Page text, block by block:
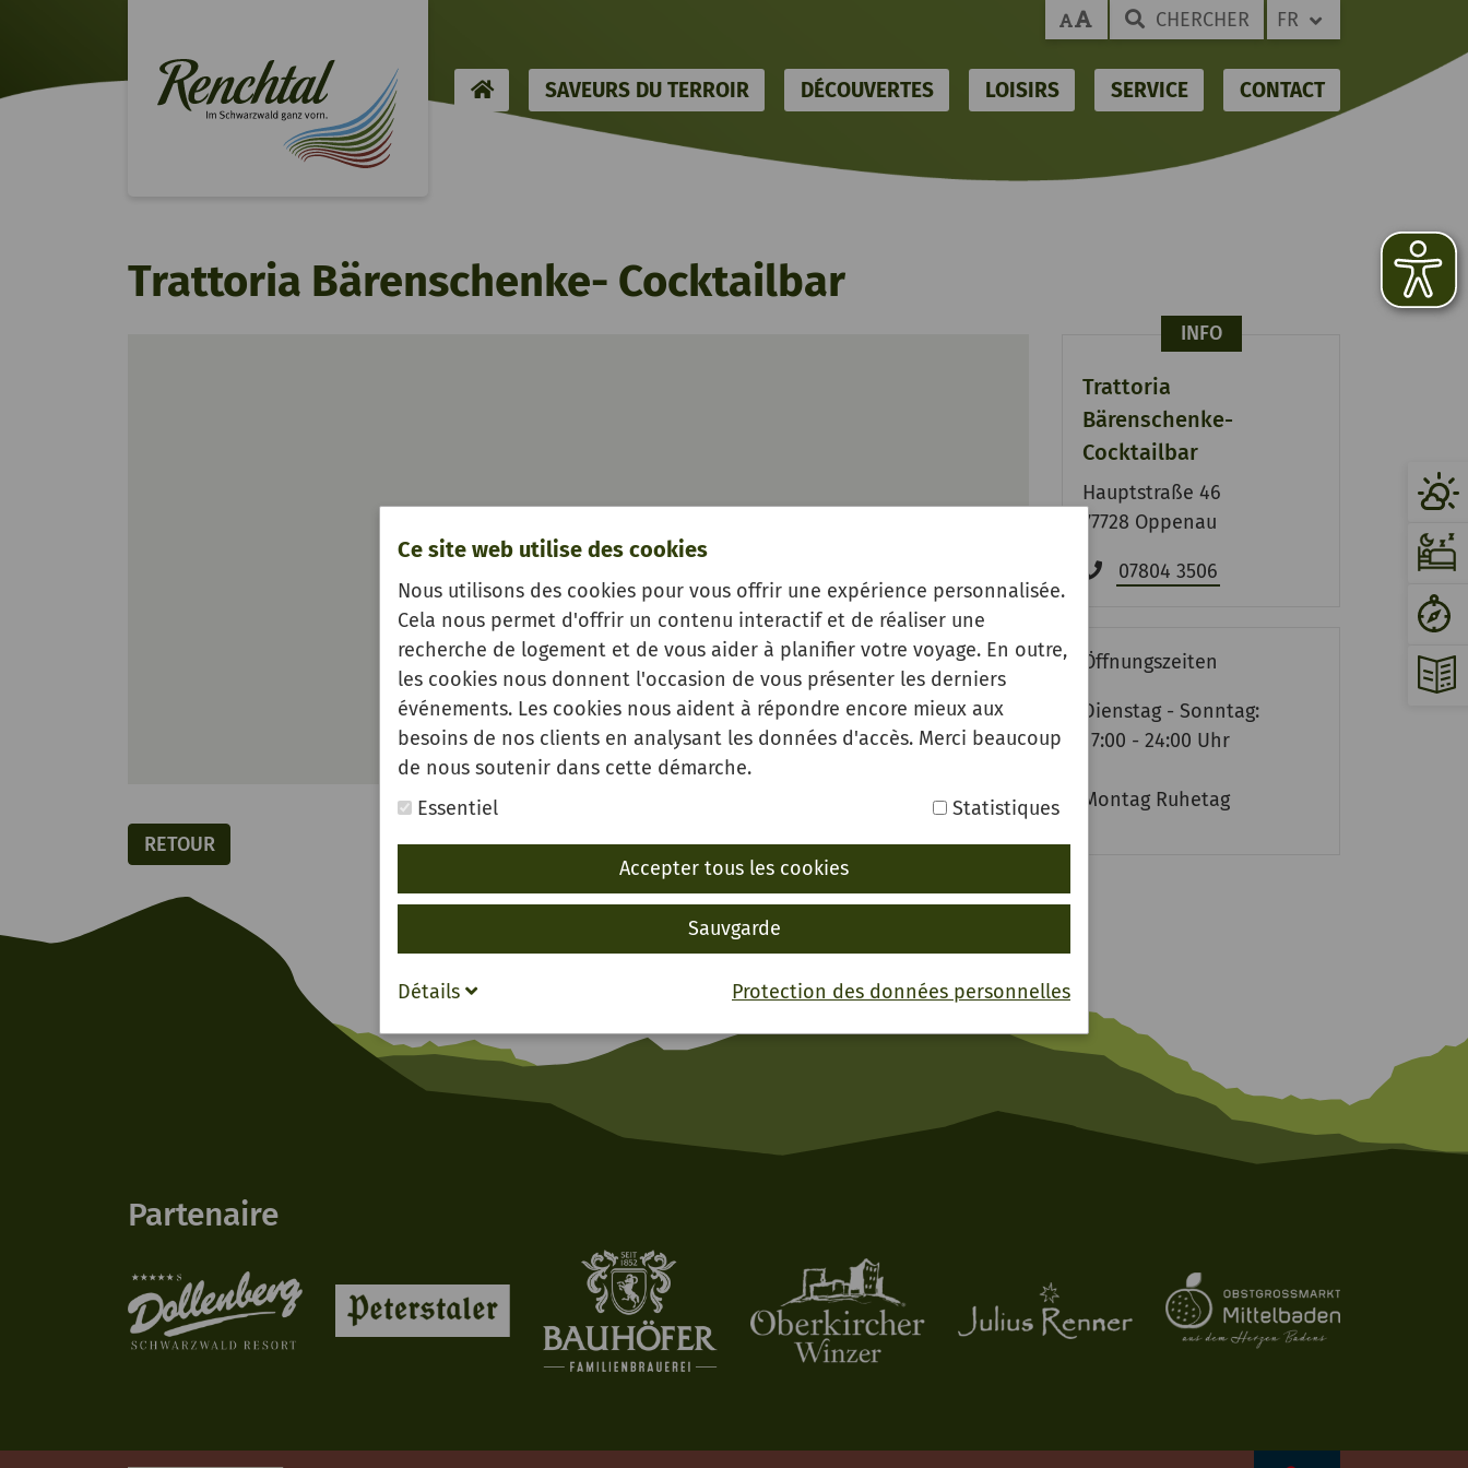
Ce site web utilise des cookies
Nous utilisons des cookies pour vous offrir une expérience personnalisée.
Cela nous permet d'offrir un contenu interactif et de réaliser une
recherche de logement et de vous aider à planifier votre voyage. En outre,
les cookies nous donnent l'occasion de vous présenter les derniers
événements. Les cookies nous aident à répondre encore mieux aux
besoins de nos clients en analysant les données d'accès. Merci beaucoup
de nous soutenir dans cette démarche.
Essentiel
Statistiques
Accepter tous les cookies
Sauvgarde
Protection des données personnelles
Détails
CHERCHER FR
HOMESAVEURS DU TERROIR DÉCOUVERTES LOISIRS SERVICE CONTACT
Trattoria Bärenschenke- Cocktailbar
RETOUR
INFO
Trattoria
Bärenschenke-
Cocktailbar
Hauptstraße 46
77728 Oppenau
07804 3506
Öffnungszeiten
Dienstag - Sonntag:
17:00 - 24:00 Uhr
Montag Ruhetag
Partenaire